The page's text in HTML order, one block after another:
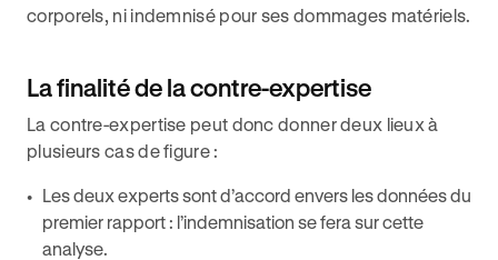
corporels, ni indemnisé pour ses dommages matériels.
La finalité de la contre-expertise
La contre-expertise peut donc donner deux lieux à
plusieurs cas de figure :
Les deux experts sont d’accord envers les données du
premier rapport : l’indemnisation se fera sur cette
analyse.